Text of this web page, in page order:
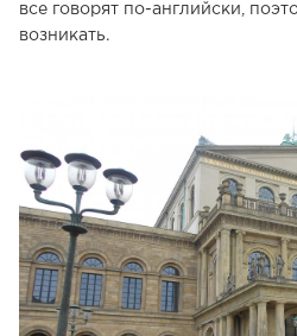
все говорят по-английски,
возникать.